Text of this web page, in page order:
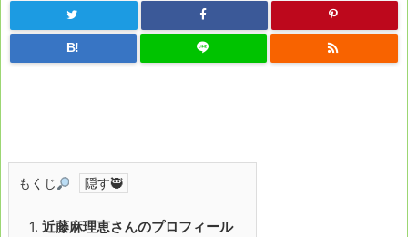
B! 
もくじ
1. 近藤麻理恵さんのプロフィール